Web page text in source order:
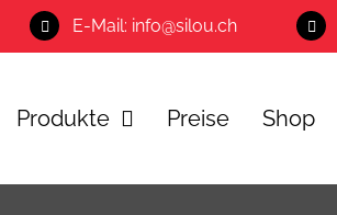
E-Mail: info@silou.ch
Produkte Preise Shop